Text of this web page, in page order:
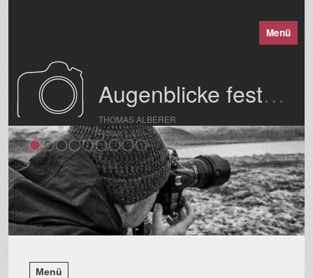
Menü
Augenblicke festgehalten
THOMAS ALBERER
Menü